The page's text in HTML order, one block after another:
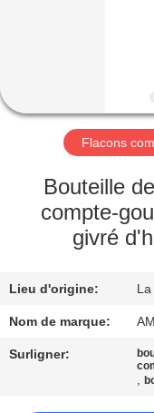
LE
SPECTACLE
PROPOS
NOUS
VISITE
Flacons
Bouteille
compte-
givré
Lieu d'origine:
Nom de marque:
Surligner:
,